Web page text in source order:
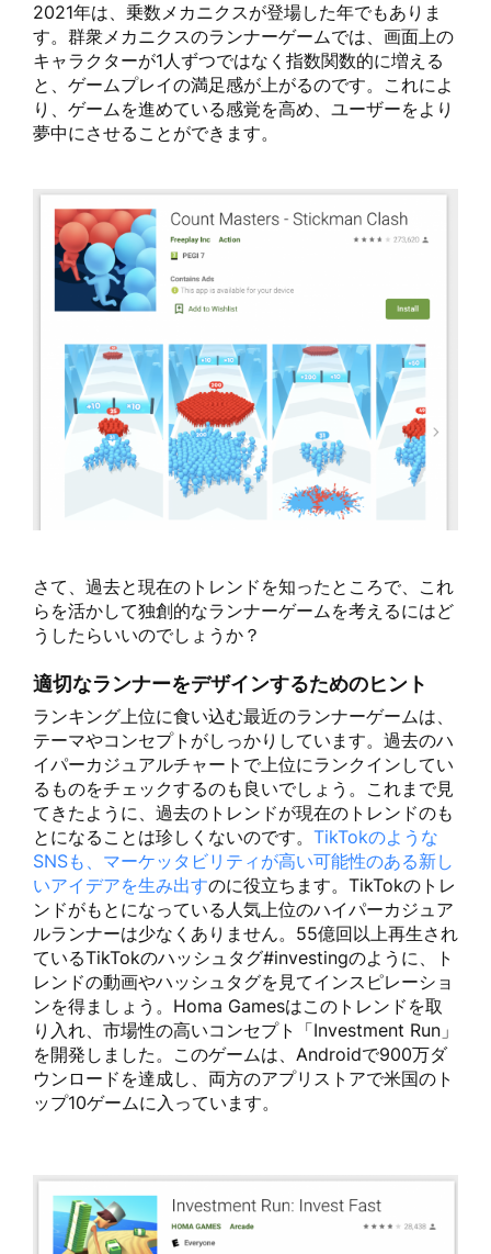
2021年は、乗数メカニクスが登場した年でもありま
す。群衆メカニクスのランナーゲームでは、画面上の
キャラクターが1人ずつではなく指数関数的に増える
と、ゲームプレイの満足感が上がるのです。これによ
り、ゲームを進めている感覚を高め、ユーザーをより
夢中にさせることができます。
さて、過去と現在のトレンドを知ったところで、これ
らを活かして独創的なランナーゲームを考えるにはど
うしたらいいのでしょうか？
適切なランナーをデザインするためのヒント
ランキング上位に食い込む最近のランナーゲームは、
テーマやコンセプトがしっかりしています。過去のハ
イパーカジュアルチャートで上位にランクインしてい
るものをチェックするのも良いでしょう。これまで見
てきたように、過去のトレンドが現在のトレンドのも
とになることは珍しくないのです。 TikTokのような
SNSも、マーケッタビリティが高い可能性のある新し
いアイデアを生み出すのに役立ちます。TikTokのトレ
ンドがもとになっている人気上位のハイパーカジュア
ルランナーは少なくありません。55億回以上再生され
ているTikTokのハッシュタグ#investingのように、ト
レンドの動画やハッシュタグを見てインスピレーショ
ンを得ましょう。Homa Gamesはこのトレンドを取
り入れ、市場性の高いコンセプト「Investment Run」
を開発しました。このゲームは、Androidで900万ダ
ウンロードを達成し、両方のアプリストアで米国のト
ップ10ゲームに入っています。